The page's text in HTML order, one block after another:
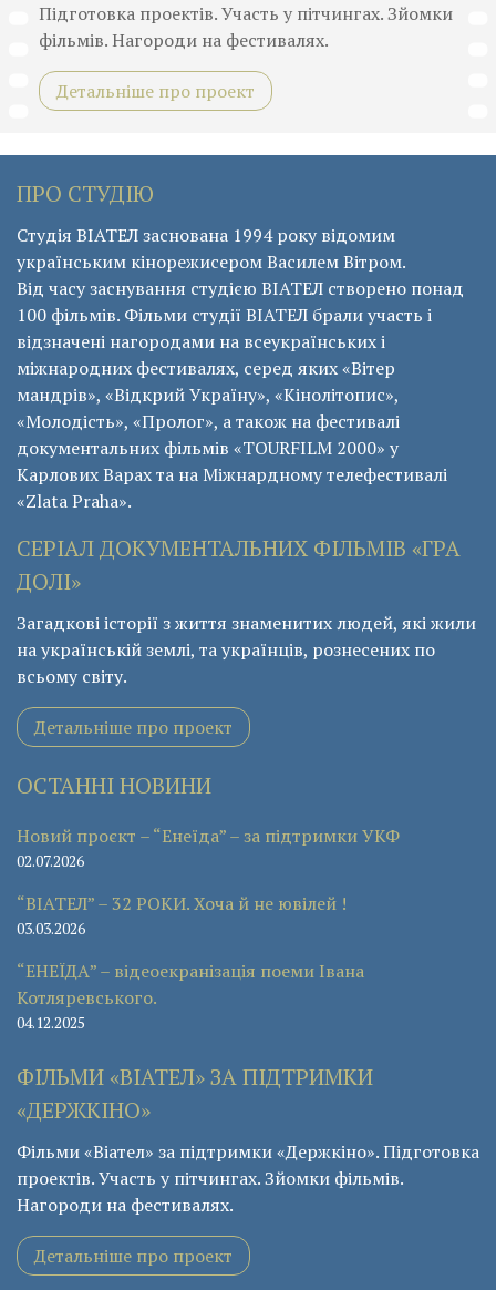
Підготовка проектів. Участь у пітчингах. Зйомки
фільмів. Нагороди на фестивалях.
Детальніше про проект
ПРО СТУДІЮ
Студія ВІАТЕЛ заснована 1994 року відомим
українським кінорежисером Василем Вітром.
Від часу заснування студією ВІАТЕЛ створено понад
100 фільмів. Фільми студії ВІАТЕЛ брали участь і
відзначені нагородами на всеукраїнських і
міжнародних фестивалях, серед яких «Вітер
мандрів», «Відкрий Україну», «Кінолітопис»,
«Молодість», «Пролог», а також на фестивалі
документальних фільмів «ТОURFILM 2000» у
Карлових Варах та на Міжнардному телефестивалі
«Zlata Praha».
СЕРІАЛ ДОКУМЕНТАЛЬНИХ ФІЛЬМІВ «ГРА
ДОЛІ»
Загадкові історії з життя знаменитих людей, які жили
на українській землі, та українців, рознесених по
всьому світу.
Детальніше про проект
ОСТАННІ НОВИНИ
Новий проєкт – “Енеїда” – за підтримки УКФ
02.07.2026
“ВІАТЕЛ” – 32 РОКИ. Хоча й не ювілей !
03.03.2026
“ЕНЕЇДА” – відеоекранізація поеми Івана
Котляревського.
04.12.2025
ФІЛЬМИ «ВІАТЕЛ» ЗА ПІДТРИМКИ
«ДЕРЖКІНО»
Фільми «Віател» за підтримки «Держкіно». Підготовка
проектів. Участь у пітчингах. Зйомки фільмів.
Нагороди на фестивалях.
Детальніше про проект